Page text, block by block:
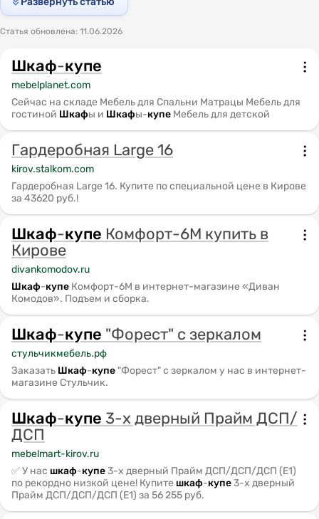
Проверьте репутацию производителя по отзывам. Грамотно
спроектированный и качественно изготовленный шкаф-купе
прослужит много лет, обеспечивая удобное и вместительное
Статья обновлена: 11.06.2026
Шкаф-купе
mebelplanet.com
Сейчас на складе Мебель для Спальни Матрацы Мебель для
гостиной Шкафы и Шкафы-купе Мебель для детской
Гардеробная Large 16
kirov.stalkom.com
Гардеробная Large 16. Купите по специальной цене в Кирове
за 43620 руб.!
Шкаф-купе Комфорт-6М купить в
Кирове
divankomodov.ru
Шкаф-купе Комфорт-6М в интернет-магазине «Диван
Комодов». Подъем и сборка.
Шкаф-купе "Форест" с зеркалом
стульчикмебель.рф
Заказать Шкаф-купе "Форест" с зеркалом у нас в интернет-
магазине Стульчик.
Шкаф-купе 3-х дверный Прайм ДСП/
ДСП
mebelmart-kirov.ru
✅ У нас шкаф-купе3-х дверный Прайм ДСП/ДСП/ДСП (Е1)
по рекордно низкой цене! Купите шкаф-купе3-х дверный
Прайм ДСП/ДСП/ДСП (Е1) за 56 255 руб.